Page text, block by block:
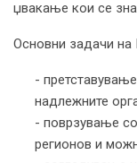
џвакање кои се
Основни задачи на
-
надлежните
- поврзување
регионов и